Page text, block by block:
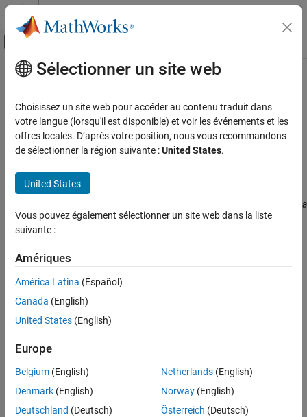
Passer au contenu
Activer/désactiver l'affichage du menu
Accueil de la documentation
Polyspace Bug Finder
Reviewing and Reporting Results
Polyspace Bug Finder Results
Coding Standards
Common Weakness Enumeration (CWE)
ON THIS PAGE
Check Information
Version History
Contenu principal
CWE Rule 88
Improper Neutralization of Argument Delimiters in a Command
('Argument Injection')
Since R2024a
Description
The product constructs a string for a command to be executed by a
separate component in another control sphere, but it does not
properly delimit the intended arguments, options, or switches
Polyspace Implementation
The rule checker checks for these issues:
Execution of externally controlled command
Unsafe call to a system function
Examples
expand all
Sélectionner un site web
Choisissez un site web pour accéder au contenu traduit dans
votre langue (lorsqu'il est disponible) et voir les événements et les
offres locales. D’après votre position, nous vous recommandons
de sélectionner la région suivante :United States.
United States
Vous pouvez également sélectionner un site web dans la liste
suivante :
Amériques
América Latina (Español)
Canada (English)
United States (English)
Europe
Belgium (English)
Denmark (English)
Deutschland (Deutsch)
Netherlands(English)
Norway(English)
Österreich (Deutsch)